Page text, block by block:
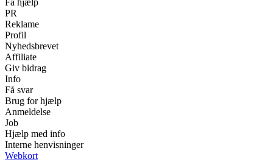
Få hjælp
PR
Reklame
Profil
Nyhedsbrevet
Affiliate
Giv bidrag
Info
Få svar
Brug for hjælp
Anmeldelse
Job
Hjælp med info
Interne henvisninger
Webkort